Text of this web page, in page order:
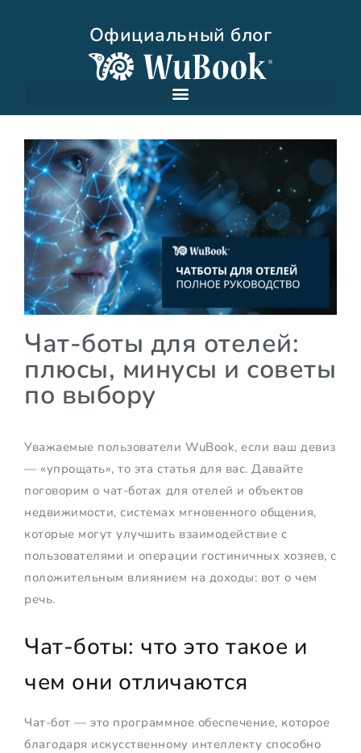
Официальный блог
Чат-боты для отелей:
плюсы, минусы и советы
по выбору
Уважаемые пользователи WuBook, если ваш девиз
— «упрощать», то эта статья для вас. Давайте
поговорим о чат-ботах для отелей и объектов
недвижимости, системах мгновенного общения,
которые могут улучшить взаимодействие с
пользователями и операции гостиничных хозяев, с
положительным влиянием на доходы: вот о чем
речь.
Чат-боты: что это такое и
чем они отличаются
Чат-бот — это программное обеспечение, которое
благодаря искусственному интеллекту способно